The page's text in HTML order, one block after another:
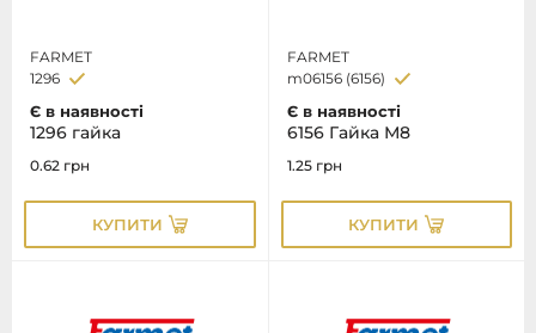
FARMET
1296
Є в наявності
1296 гайка
0.62 грн
КУПИТИ
FARMET
m06156 (6156)
Є в наявності
6156 Гайка М8
1.25 грн
КУПИТИ